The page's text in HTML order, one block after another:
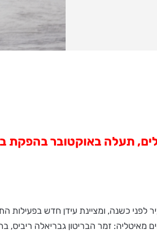
תעלה באוקטובר בהפקת
כשנה, ומציינת עידן חדש
זמר הבריטון גבריאלה ריביס,